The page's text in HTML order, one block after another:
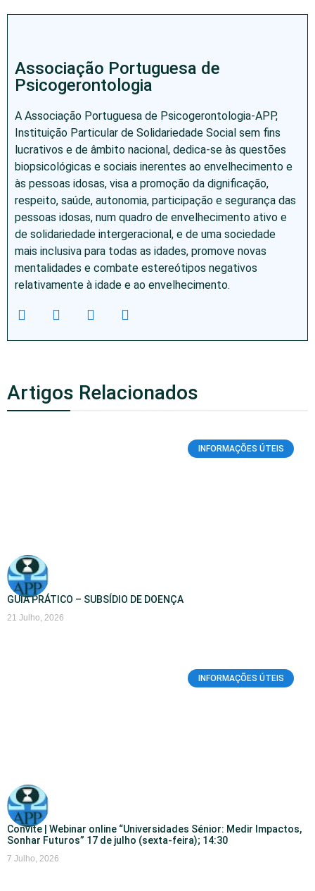
Associação Portuguesa de
Psicogerontologia
A Associação Portuguesa de Psicogerontologia-APP,
Instituição Particular de Solidariedade Social sem fins
lucrativos e de âmbito nacional, dedica-se às questões
biopsicológicas e sociais inerentes ao envelhecimento e
às pessoas idosas, visa a promoção da dignificação,
respeito, saúde, autonomia, participação e segurança das
pessoas idosas, num quadro de envelhecimento ativo e
de solidariedade intergeracional, e de uma sociedade
mais inclusiva para todas as idades, promove novas
mentalidades e combate estereótipos negativos
relativamente à idade e ao envelhecimento.
Artigos Relacionados
INFORMAÇÕES ÚTEIS
GUIA PRÁTICO – SUBSÍDIO DE DOENÇA
21 Julho, 2026
INFORMAÇÕES ÚTEIS
Convite | Webinar online “Universidades Sénior: Medir Impactos,
Sonhar Futuros” 17 de julho (sexta-feira); 14:30
7 Julho, 2026